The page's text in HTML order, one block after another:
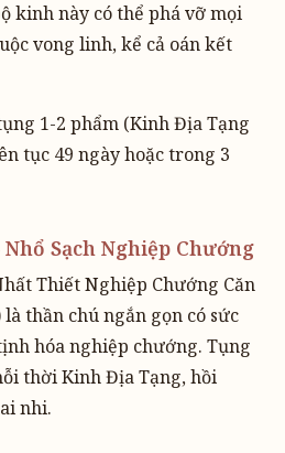
kinh này có thể phá vỡ mọi
vong linh, kể cả oán kết
1-2 phẩm (Kinh Địa Tạng
tục 49 ngày hoặc trong 3
Nhổ Sạch Nghiệp Chướng
Thiết Nghiệp Chướng Căn
thần chú ngắn gọn có sức
hóa nghiệp chướng. Tụng
thời Kinh Địa Tạng, hồi
nhi.